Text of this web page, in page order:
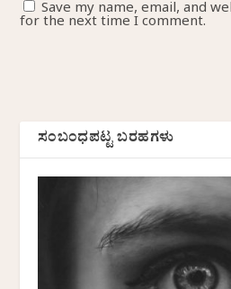
Save my name, email, and
for the next time I comment.
ಸಂಬಂಧಪಟ್ಟ ಬರಹಗಳು